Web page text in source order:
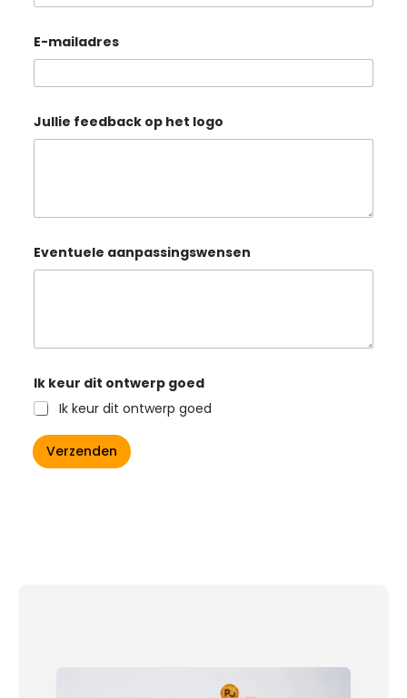
t
a
a
E-mailadres
Jullie feedback op het logo
Eventuele aanpassingswensen
Ik keur dit ontwerp goed
Ik keur dit ontwerp goed
Verzenden